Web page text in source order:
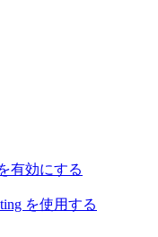
有効にする
を使用する